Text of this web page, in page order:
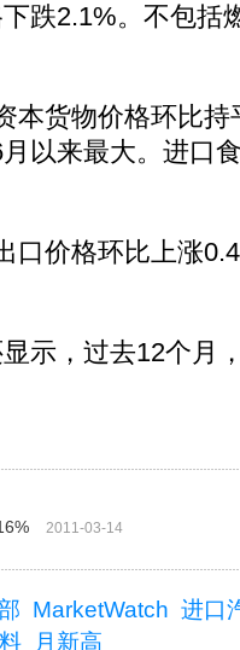
跌2.1%。不包括
货物价格环比持
以来最大。进口
价格环比上涨
，过去12个月
2011-03-14
MarketWatch 进口
月新高